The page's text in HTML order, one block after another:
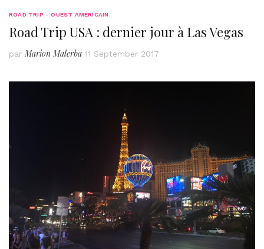
ROAD TRIP - OUEST AMÉRICAIN
Road Trip USA : dernier jour à Las Vegas
par Marion Malerba 11 September 2017